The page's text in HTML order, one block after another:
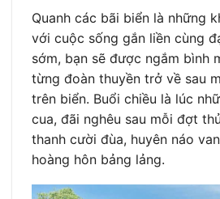
Quanh các bãi biển là những
với cuộc sống gắn liền cùng
sớm, bạn sẽ được ngắm bình
từng đoàn thuyền trở về sau
trên biển. Buổi chiều là lúc
cua, đãi nghêu sau mỗi đợt
thanh cười đùa, huyên náo
hoàng hôn bảng lảng.